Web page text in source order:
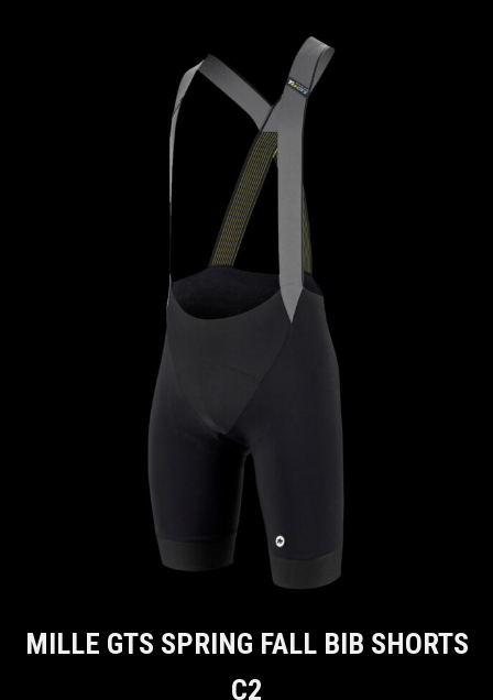
MILLE GTS SPRING FALL BIB SHORTS
C2